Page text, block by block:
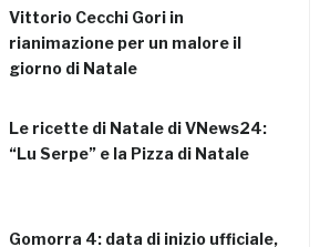
Vittorio Cecchi Gori in
rianimazione per un malore il
giorno di Natale
Le ricette di Natale di VNews24:
“Lu Serpe” e la Pizza di Natale
Gomorra 4: data di inizio ufficiale,